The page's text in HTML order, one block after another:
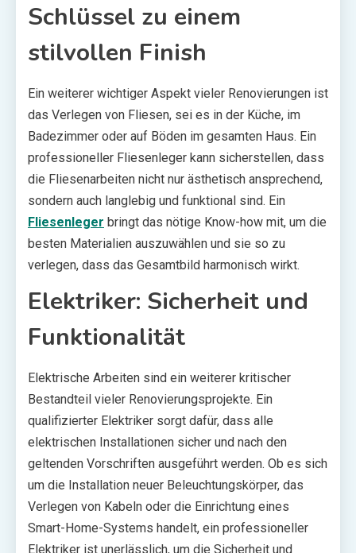
Schlüssel zu einem
stilvollen Finish
Ein weiterer wichtiger Aspekt vieler Renovierungen ist
das Verlegen von Fliesen, sei es in der Küche, im
Badezimmer oder auf Böden im gesamten Haus. Ein
professioneller Fliesenleger kann sicherstellen, dass
die Fliesenarbeiten nicht nur ästhetisch ansprechend,
sondern auch langlebig und funktional sind. Ein
Fliesenleger bringt das nötige Know-how mit, um die
besten Materialien auszuwählen und sie so zu
verlegen, dass das Gesamtbild harmonisch wirkt.
Elektriker: Sicherheit und
Funktionalität
Elektrische Arbeiten sind ein weiterer kritischer
Bestandteil vieler Renovierungsprojekte. Ein
qualifizierter Elektriker sorgt dafür, dass alle
elektrischen Installationen sicher und nach den
geltenden Vorschriften ausgeführt werden. Ob es sich
um die Installation neuer Beleuchtungskörper, das
Verlegen von Kabeln oder die Einrichtung eines
Smart-Home-Systems handelt, ein professioneller
Elektriker ist unerlässlich, um die Sicherheit und